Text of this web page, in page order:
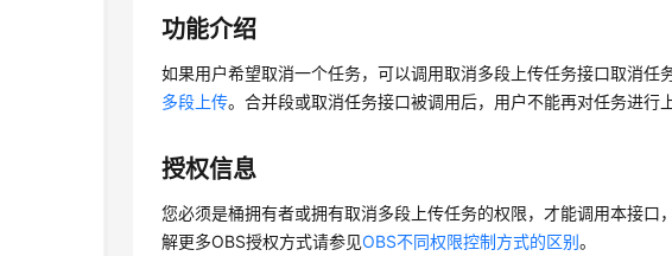
功能介绍
如果用户希望取消一个任务，可以调用取消多段上传任务接口取消任
多段上传。合并段或取消任务接口被调用后，用户不能再对任务进行
授权信息
您必须是桶拥有者或拥有取消多段上传任务的权限，才能调用本接口
解更多OBS授权方式请参见OBS不同权限控制方式的区别。